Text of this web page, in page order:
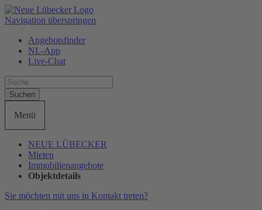
Navigation überspringen
Angebotsfinder
NL-App
Live-Chat
Suchen
Menü
NEUE LÜBECKER
Mieten
Immobilienangebote
Objektdetails
Sie möchten mit uns in Kontakt treten?